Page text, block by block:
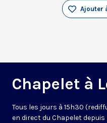
Ajouter
Chapelet à
Tous les jours à 15h30
en direct du Chapelet